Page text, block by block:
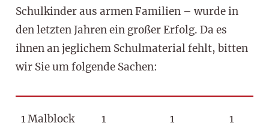
Schulkinder aus armen Familien – wurde in
den letzten Jahren ein großer Erfolg. Da es
ihnen an jeglichem Schulmaterial fehlt, bitten
wir Sie um folgende Sachen:
1 Malblock
1
1
1